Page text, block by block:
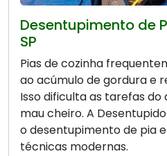
Desentupimento de
SP
Pias de cozinha
ao acúmulo de gordura e
Isso dificulta as tarefas do
mau cheiro. A
o desentupimento de pia
técnicas modernas.